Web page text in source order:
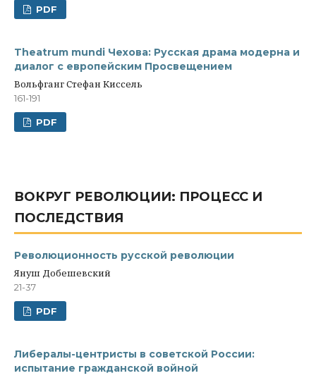
PDF
Theatrum mundi Чехова: Русская драма модерна и
диалог с европейским Просвещением
Вольфганг Стефан Киссель
161-191
PDF
ВОКРУГ РЕВОЛЮЦИИ: ПРОЦЕСС И
ПОСЛЕДСТВИЯ
Революционность русской революции
Януш Добешевский
21-37
PDF
Либералы-центристы в советской России:
испытание гражданской войной